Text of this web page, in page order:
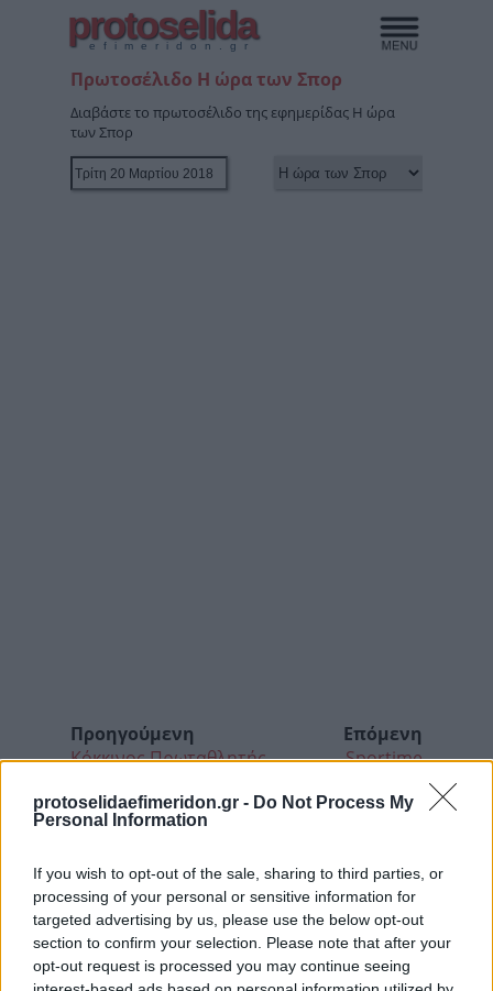
protoselidaefimeridon.gr - Do Not Process My
Personal Information
If you wish to opt-out of the sale, sharing to third parties, or
processing of your personal or sensitive information for
targeted advertising by us, please use the below opt-out
section to confirm your selection. Please note that after your
opt-out request is processed you may continue seeing
protoselida
efimeridon.gr
Πρωτοσέλιδο Η ώρα των Σπορ
Διαβάστε το πρωτοσέλιδο της εφημερίδας Η ώρα
των Σπορ
Προηγούμενη
Κόκκινος Πρωταθλητής
Επόμενη
Sportime